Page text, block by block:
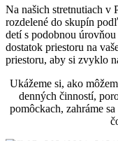
Na našich stretnutiach v
rozdelené do skupín
detí s podobnou
dostatok priestoru na
priestoru, aby si zvyklo
Ukážeme si, ako
denných činností,
pomôckach, zahráme